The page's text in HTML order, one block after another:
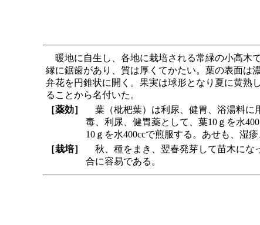
暖地に自生し、各地に栽培される常緑の小高木
縁に鋸歯があり、質は厚くてかたい。葉の表面は
弁花を円錐状に開く。果実は球形となり夏に黄熟
ることから名付いた。
［薬効］
葉（枇杷葉）は利尿、健胃、浴湯料に
毒、利尿、健胃薬として、葉10ｇを水
10ｇを水400ccで煎服する。あせも、湿
［栽培］
秋、種をまき、翌春発芽して苗木にな
合に容易である。